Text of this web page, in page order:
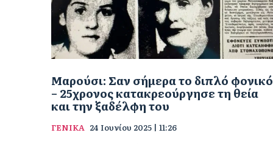
Μαρούσι: Σαν σήμερα το διπλό φονικό
– 25χρονος κατακρεούργησε τη θεία
και την ξαδέλφη του
ΓΕΝΙΚΑ 24 Ιουνίου 2025 | 11:26